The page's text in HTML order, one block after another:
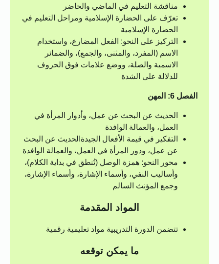
مناقشة التعليم في الماضي والحاضر
تعرّف على الحضارة الإسلامية ومراحل التعليم في
الحضارة الإسلامية
التركيز على النحو: الفعل المضارع، واستخدام
الاسم (المفرد، والمثنى، والجمع)، والضمائر
الاسمية والصلة، ووضع علامات فوق الحروف
للدلالة على الشدة
الفصل 6: المهن
الحديث عن البحث عن عمل، وأدوار المرأة في
العمل، والعمالة الوافدة
التفكير في قيمة الأفعال الجيدةالحديث عن البحث
عن عمل، ودور المرأة في العمل، والعمالة الوافدة
محور النحو: همزة الوصل (تُنطق في بداية الكلام)،
وأساليب النفي، وأسماء الإشارة، وأسماء الإشارة،
وجمع المؤنث السالم
المواد المقدمة
تتضمن الدورة التدريبية مواد تعليمية رقمية
ما يمكن توقعه